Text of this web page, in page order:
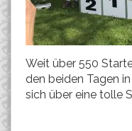
Weit über 550
den beiden Tagen
sich über eine tolle